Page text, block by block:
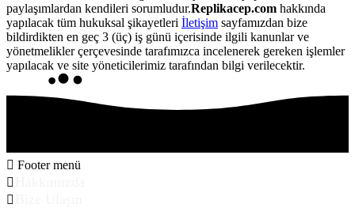
paylaşımlardan kendileri sorumludur.Replikacep.com hakkında
yapılacak tüm hukuksal şikayetleri İletişim sayfamızdan bize
bildirdikten en geç 3 (üç) iş günü içerisinde ilgili kanunlar ve
yönetmelikler çerçevesinde tarafımızca incelenerek gereken işlemler
yapılacak ve site yöneticilerimiz tarafından bilgi verilecektir.
Footer menü